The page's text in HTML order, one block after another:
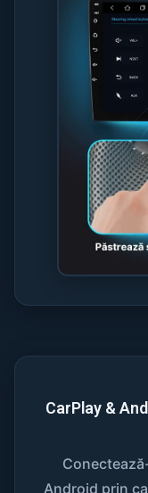
CarPlay &
Android prin